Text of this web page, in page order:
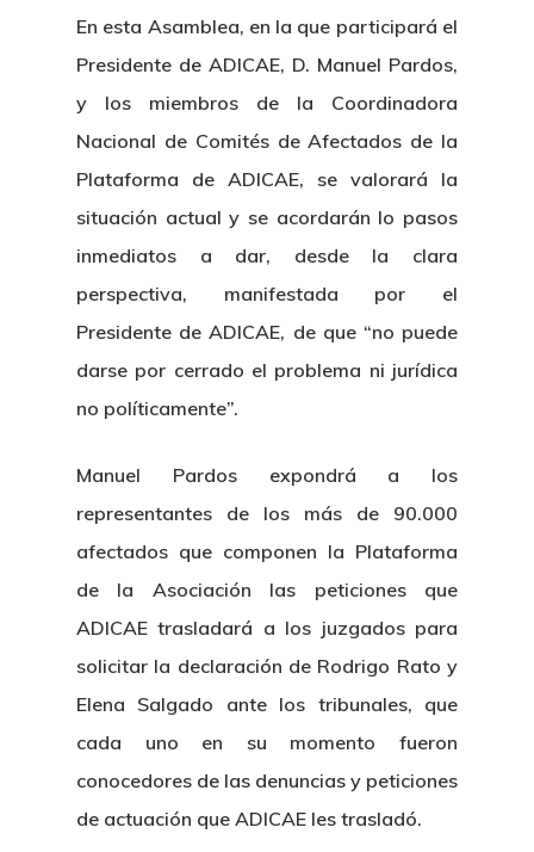
En esta Asamblea, en la que participará el
Presidente de ADICAE, D. Manuel Pardos,
y los miembros de la Coordinadora
Nacional de Comités de Afectados de la
Plataforma de ADICAE, se valorará la
situación actual y se acordarán lo pasos
inmediatos a dar, desde la clara
perspectiva, manifestada por el
Presidente de ADICAE, de que “no puede
darse por cerrado el problema ni jurídica
no políticamente”.
Manuel Pardos expondrá a los
representantes de los más de 90.000
afectados que componen la Plataforma
de la Asociación las peticiones que
ADICAE trasladará a los juzgados para
solicitar la declaración de Rodrigo Rato y
Elena Salgado ante los tribunales, que
cada uno en su momento fueron
conocedores de las denuncias y peticiones
de actuación que ADICAE les trasladó.